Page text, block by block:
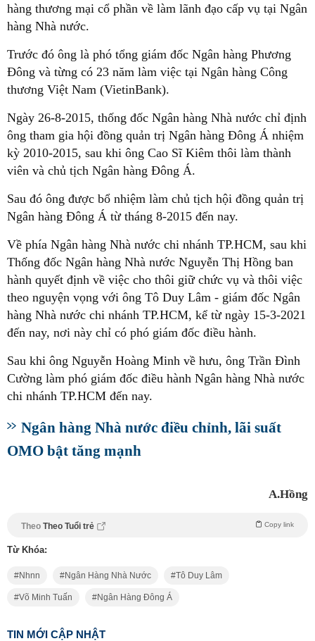
hàng thương mại cổ phần về làm lãnh đạo cấp vụ tại Ngân
hàng Nhà nước.
Trước đó ông là phó tổng giám đốc Ngân hàng Phương
Đông và từng có 23 năm làm việc tại Ngân hàng Công
thương Việt Nam (VietinBank).
Ngày 26-8-2015, thống đốc Ngân hàng Nhà nước chỉ định
ông tham gia hội đồng quản trị Ngân hàng Đông Á nhiệm
kỳ 2010-2015, sau khi ông Cao Sĩ Kiêm thôi làm thành
viên và chủ tịch Ngân hàng Đông Á.
Sau đó ông được bổ nhiệm làm chủ tịch hội đồng quản trị
Ngân hàng Đông Á từ tháng 8-2015 đến nay.
Về phía Ngân hàng Nhà nước chi nhánh TP.HCM, sau khi
Thống đốc Ngân hàng Nhà nước Nguyễn Thị Hồng ban
hành quyết định về việc cho thôi giữ chức vụ và thôi việc
theo nguyện vọng với ông Tô Duy Lâm - giám đốc Ngân
hàng Nhà nước chi nhánh TP.HCM, kể từ ngày 15-3-2021
đến nay, nơi này chỉ có phó giám đốc điều hành.
Sau khi ông Nguyễn Hoàng Minh về hưu, ông Trần Đình
Cường làm phó giám đốc điều hành Ngân hàng Nhà nước
chi nhánh TP.HCM đến nay.
Ngân hàng Nhà nước điều chỉnh, lãi suất
OMO bật tăng mạnh
A.Hồng
Theo Theo Tuổi trẻ Copy link
Từ Khóa:
Nhnn Ngân Hàng Nhà Nước Tô Duy Lâm
Võ Minh Tuấn Ngân Hàng Đông Á
TIN MỚI CẬP NHẬT